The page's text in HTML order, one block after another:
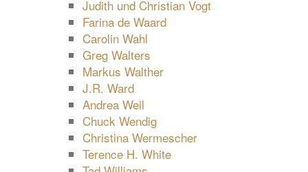
Judith und Christian Vogt
Farina de Waard
Carolin Wahl
Greg Walters
Markus Walther
J.R. Ward
Andrea Weil
Chuck Wendig
Christina Wermescher
Terence H. White